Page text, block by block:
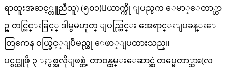
ရာထူးအဆင့္တူညီသူ) (၅၀၁)ေယာက္ကို ျပည္ပက ေမာ္ေတာ္ယာ
ဥ္ တင္သြင္းခြင့္ ဒါမွမဟုတ္ ျပည္တြင္း အေရာင္းျပခန္းေ
တြကေန ဝယ္ခြင့္ျပဳမည္ဟု ေဖာ္ျပထားသည္။
ပင္စင္ယူဖို ၃ ႏွစ္အလိုျဖစ္တဲ့ တာဝန္ထမ္းေဆာင္ဆဲ တပ္မေတာ္သား(လ